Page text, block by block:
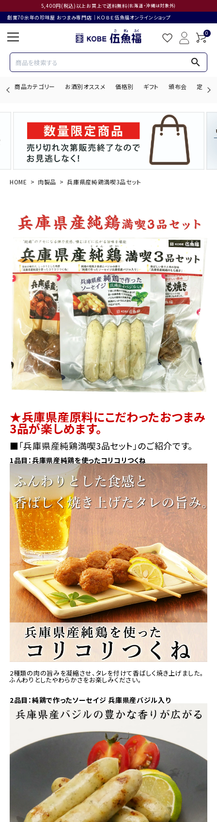
5,400円(税込)以上お買上で送料無料(北海道・沖縄は対象外)
創業70余年の珍味屋 おつまみ専門店│ＫＯＢＥ伍魚福オンラインショップ
0
search
商品カテゴリー お酒別オススメ 価格別 ギフト 頒布会 定期購
search
ACCOUNT MENU
商品カテゴリー
お酒別オススメ
価格別
お問い合わせ
ご利用ガイド
直営店
HOME 肉製品 兵庫県産純鶏満喫3品セット
★兵庫県産原料にこだわったおつまみ
3品が楽しめます。
■「兵庫県産純鶏満喫3品セット」のご紹介です。
1品目：兵庫県産純鶏を使ったコリコリつくね
2種類の肉の旨みを凝縮させ、タレを付けて香ばしく焼き上げました。
ふんわりとしたやわらかさをお楽しみください。
2品目：純鶏で作ったソーセイジ 兵庫県産バジル入り